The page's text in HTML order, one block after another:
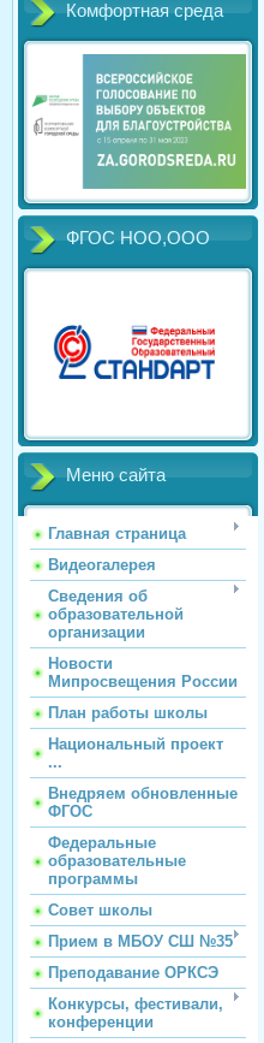
Комфортная среда
ФГОС НОО,ООО
Меню сайта
Главная страница
Видеогалерея
Сведения об
образовательной
организации
Новости
Мипросвещения России
План работы школы
Национальный проект
...
Внедряем обновленные
ФГОС
Федеральные
образовательные
программы
Совет школы
Прием в МБОУ СШ №35
Преподавание ОРКСЭ
Конкурсы, фестивали,
конференции